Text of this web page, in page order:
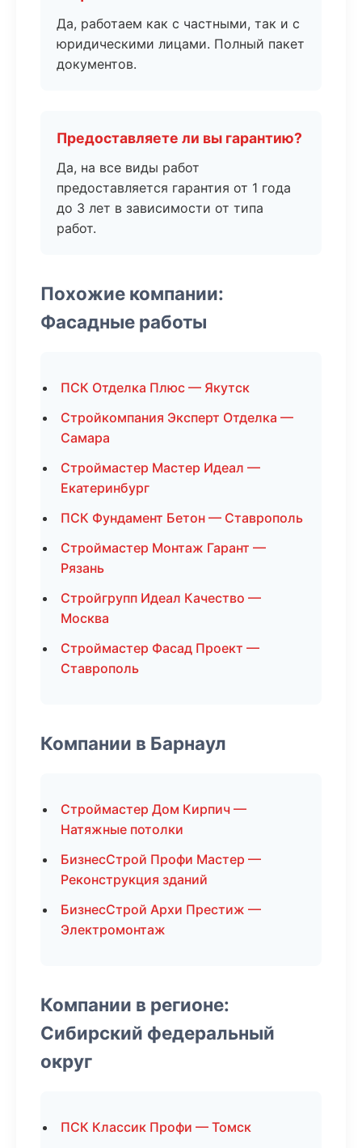
Да, работаем как с частными, так и с
юридическими лицами. Полный пакет
документов.
Предоставляете ли вы гарантию?
Да, на все виды работ
предоставляется гарантия от 1 года
до 3 лет в зависимости от типа
работ.
Похожие компании:
Фасадные работы
ПСК Отделка Плюс — Якутск
Стройкомпания Эксперт Отделка —
Самара
Строймастер Мастер Идеал —
Екатеринбург
ПСК Фундамент Бетон — Ставрополь
Строймастер Монтаж Гарант —
Рязань
Стройгрупп Идеал Качество —
Москва
Строймастер Фасад Проект —
Ставрополь
Компании в Барнаул
Строймастер Дом Кирпич —
Натяжные потолки
БизнесСтрой Профи Мастер —
Реконструкция зданий
БизнесСтрой Архи Престиж —
Электромонтаж
Компании в регионе:
Сибирский федеральный
округ
ПСК Классик Профи — Томск